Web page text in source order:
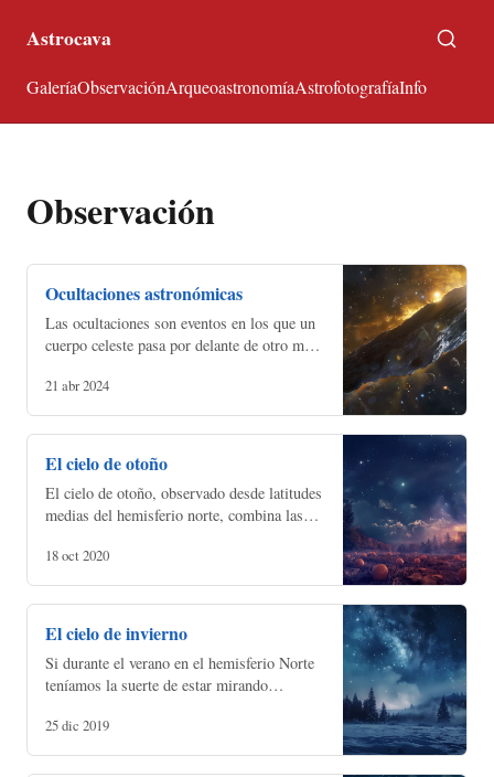
Astrocava
GaleríaObservaciónArqueoastronomíaAstrofotografíaInfo
Observación
Ocultaciones astronómicas
Las ocultaciones son eventos en los que un
cuerpo celeste pasa por delante de otro más
reduciendo o bloqueando parte de su luz. El
fenómeno es…
21 abr 2024
El cielo de otoño
El cielo de otoño, observado desde latitudes
medias del hemisferio norte, combina las
grandes figuras de Andrómeda, Pegaso,
Casiopea y P…
18 oct 2020
El cielo de invierno
Si durante el verano en el hemisferio Norte
teníamos la suerte de estar mirando
invierno, por contra, estamos observando la
parte d…
25 dic 2019